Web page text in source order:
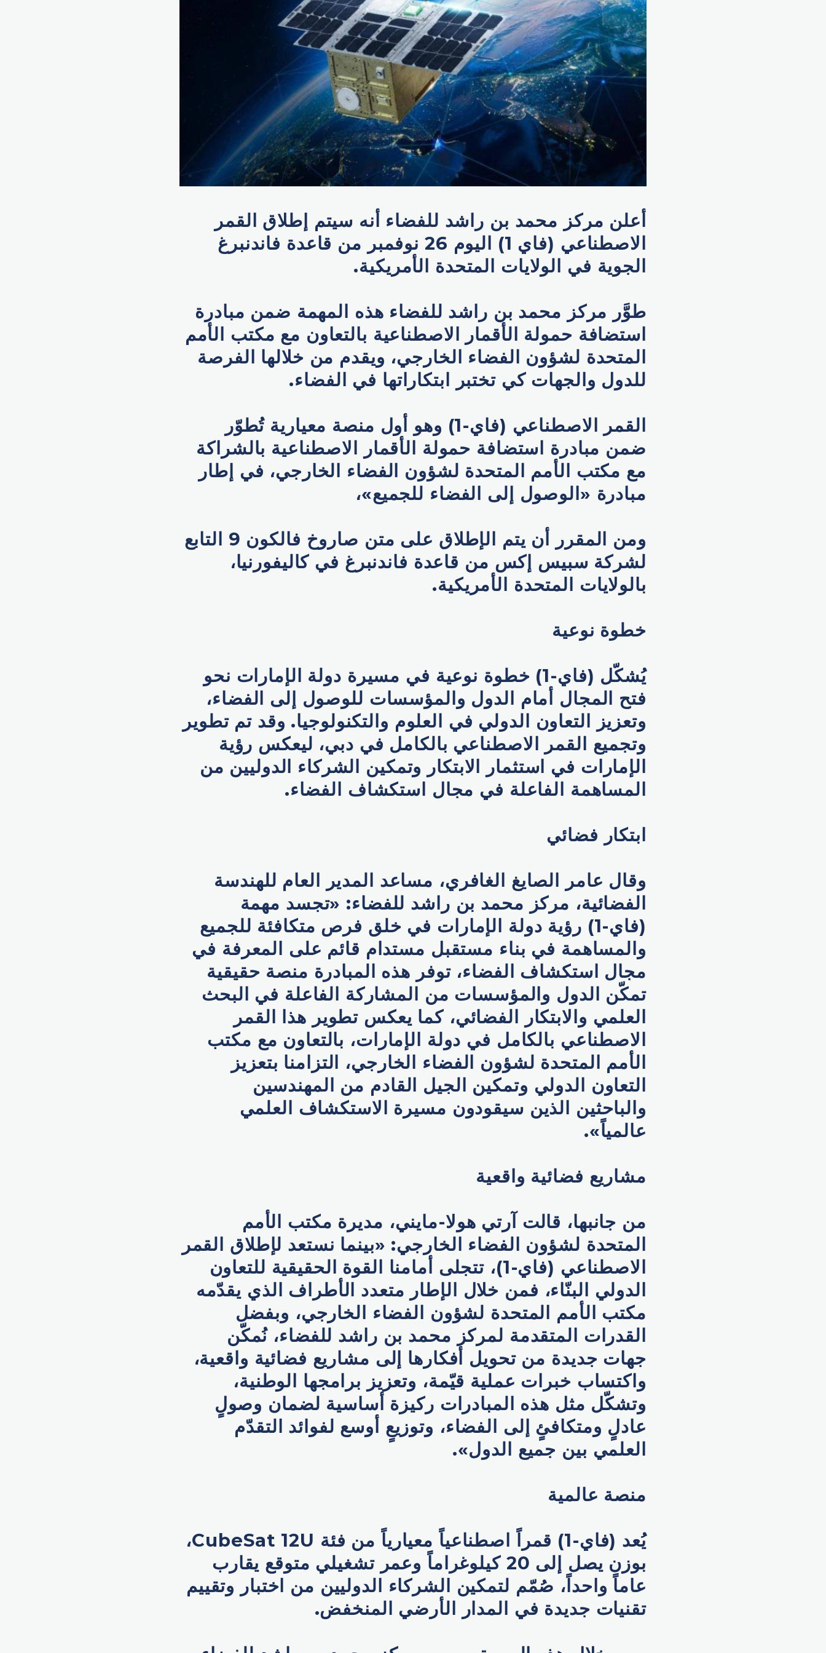
أعلن مركز محمد بن راشد للفضاء أنه سيتم إطلاق القمر
الاصطناعي (فاي 1) اليوم 26 نوفمبر من قاعدة فاندنبرغ
الجوية في الولايات المتحدة الأمريكية.
طوَّر مركز محمد بن راشد للفضاء هذه المهمة ضمن مبادرة
استضافة حمولة الأقمار الاصطناعية بالتعاون مع مكتب الأمم
المتحدة لشؤون الفضاء الخارجي، ويقدم من خلالها الفرصة
للدول والجهات كي تختبر ابتكاراتها في الفضاء.
القمر الاصطناعي (فاي-1) وهو أول منصة معيارية تُطوّر
ضمن مبادرة استضافة حمولة الأقمار الاصطناعية بالشراكة
مع مكتب الأمم المتحدة لشؤون الفضاء الخارجي، في إطار
مبادرة «الوصول إلى الفضاء للجميع»،
ومن المقرر أن يتم الإطلاق على متن صاروخ فالكون 9 التابع
لشركة سبيس إكس من قاعدة فاندنبرغ في كاليفورنيا،
بالولايات المتحدة الأمريكية.
خطوة نوعية
يُشكّل (فاي-1) خطوة نوعية في مسيرة دولة الإمارات نحو
فتح المجال أمام الدول والمؤسسات للوصول إلى الفضاء،
وتعزيز التعاون الدولي في العلوم والتكنولوجيا. وقد تم تطوير
وتجميع القمر الاصطناعي بالكامل في دبي، ليعكس رؤية
الإمارات في استثمار الابتكار وتمكين الشركاء الدوليين من
المساهمة الفاعلة في مجال استكشاف الفضاء.
ابتكار فضائي
وقال عامر الصايغ الغافري، مساعد المدير العام للهندسة
الفضائية، مركز محمد بن راشد للفضاء: «تجسد مهمة
(فاي-1) رؤية دولة الإمارات في خلق فرص متكافئة للجميع
والمساهمة في بناء مستقبل مستدام قائم على المعرفة في
مجال استكشاف الفضاء، توفر هذه المبادرة منصة حقيقية
تمكّن الدول والمؤسسات من المشاركة الفاعلة في البحث
العلمي والابتكار الفضائي، كما يعكس تطوير هذا القمر
الاصطناعي بالكامل في دولة الإمارات، بالتعاون مع مكتب
الأمم المتحدة لشؤون الفضاء الخارجي، التزامنا بتعزيز
التعاون الدولي وتمكين الجيل القادم من المهندسين
والباحثين الذين سيقودون مسيرة الاستكشاف العلمي
عالمياً».
مشاريع فضائية واقعية
من جانبها، قالت آرتي هولا-مايني، مديرة مكتب الأمم
المتحدة لشؤون الفضاء الخارجي: «بينما نستعد لإطلاق القمر
الاصطناعي (فاي-1)، تتجلى أمامنا القوة الحقيقية للتعاون
الدولي البنّاء، فمن خلال الإطار متعدد الأطراف الذي يقدّمه
مكتب الأمم المتحدة لشؤون الفضاء الخارجي، وبفضل
القدرات المتقدمة لمركز محمد بن راشد للفضاء، نُمكّن
جهات جديدة من تحويل أفكارها إلى مشاريع فضائية واقعية،
واكتساب خبرات عملية قيّمة، وتعزيز برامجها الوطنية،
وتشكّل مثل هذه المبادرات ركيزة أساسية لضمان وصولٍ
عادلٍ ومتكافئٍ إلى الفضاء، وتوزيعٍ أوسع لفوائد التقدّم
العلمي بين جميع الدول».
منصة عالمية
يُعد (فاي-1) قمراً اصطناعياً معيارياً من فئة CubeSat 12U،
بوزن يصل إلى 20 كيلوغراماً وعمر تشغيلي متوقع يقارب
عاماً واحداً، صُمّم لتمكين الشركاء الدوليين من اختبار وتقييم
تقنيات جديدة في المدار الأرضي المنخفض.